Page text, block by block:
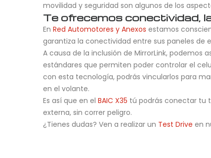
movilidad y seguridad son algunos de los
Te ofrecemos conectividad,
En Red Automotores y Anexos estamos
garantiza la conectividad entre sus paneles
A causa de la inclusión de MirrorLink,
estándares que permiten poder controlar el
con esta tecnología, podrás vincularlos para
en el volante.
Es así que en el BAIC X35 tú podrás conectar tu
externa, sin correr peligro.
¿Tienes dudas? Ven a realizar un Test Drive en